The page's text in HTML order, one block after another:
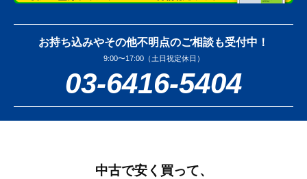
お持ち込みやその他不明点のご相談も受付中！
9:00〜17:00（土日祝定休日）
03-6416-5404
中古で安く買って、